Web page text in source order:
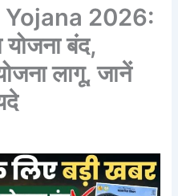
Yojana 2026:
योजना बंद,
लागू, जानें